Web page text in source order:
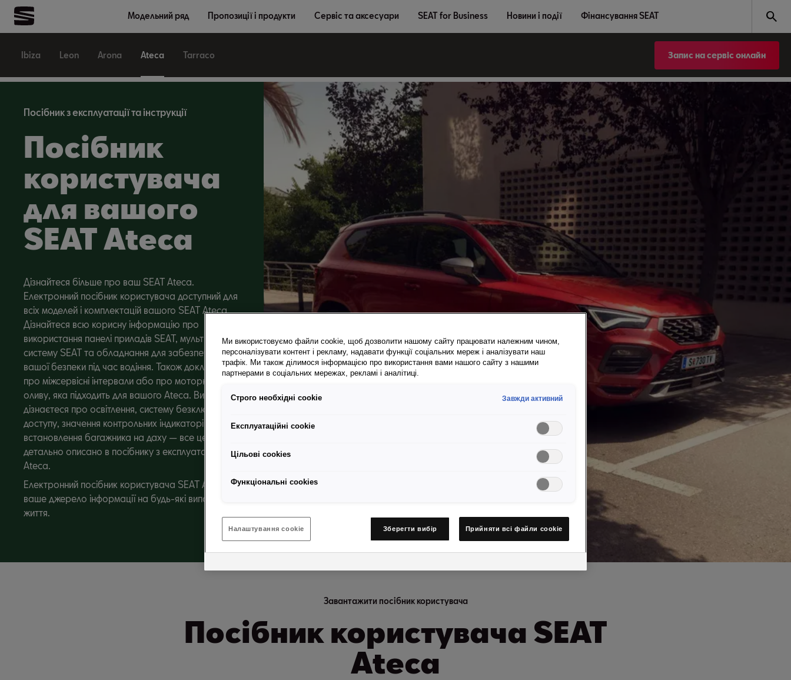
Модельний ряд Пропозиції і продукти Сервіс та аксесуари SEAT for Business Новини і події Фінансування SEAT
Ibiza Leon Arona Ateca Tarraco Запис на сервіс онлайн
Посібник з експлуатації та інструкції
Посібник
користувача
для вашого
SEAT Ateca
Дізнайтеся більше про ваш SEAT Ateca.
Електронний посібник користувача доступний для
всіх моделей і комплектацій вашого SEAT Ateca.
Дізнайтеся всю корисну інформацію про
використання панелі приладів SEAT, мультимедійну
систему SEAT та обладнання для забезпечення
вашої безпеки під час водіння. Також докладніше
про міжсервісні інтервали або про моторну
оливу, яка підходить для вашого Ateca. Ви
дізнаєтеся про освітлення, систему безключового
доступу, значення контрольних індикаторів та
встановлення багажника на даху — все це також
детально описано в посібнику з експлуатації SEAT
Ateca.
Електронний посібник користувача SEAT Ateca —
ваше джерело інформації на будь-які випадки
життя.
Завантажити посібник користувача
Посібник користувача SEAT
Ateca
Ми використовуємо файли cookie, щоб дозволити нашому сайту працювати належним чином,
персоналізувати контент і рекламу, надавати функції соціальних мереж і аналізувати наш
трафік. Ми також ділимося інформацією про використання вами нашого сайту з нашими
партнерами в соціальних мережах, рекламі і аналітиці.
Строго необхідні cookie Завжди активний
Експлуатаційні cookie
Цільові сookies
Функціональні cookies
Налаштування cookie Зберегти вибір Прийняти всі файли сookie